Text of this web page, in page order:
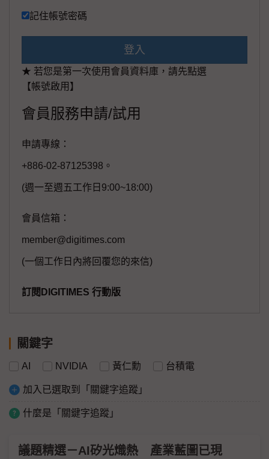
記住帳號密碼
登入
★ 若您是第一次使用會員資料庫，請先點選
【帳號啟用】
會員服務申請/試用
申請專線：
+886-02-87125398。
(週一至週五工作日9:00~18:00)
會員信箱：
member@digitimes.com
(一個工作日內將回覆您的來信)
訂閱DIGITIMES 行動版
關鍵字
AI NVIDIA 黃仁勳 台積電
加入已選取到「關鍵字追蹤」
什麼是「關鍵字追蹤」
議題精選－AI矽光熾熱 產業藍圖已現